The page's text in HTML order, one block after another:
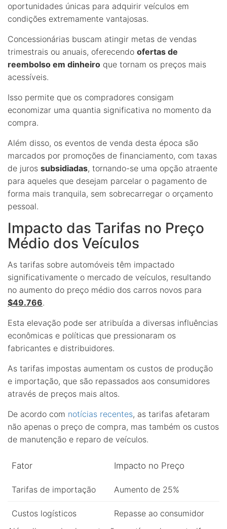
oportunidades únicas para adquirir veículos em
condições extremamente vantajosas.
Concessionárias buscam atingir metas de vendas
trimestrais ou anuais, oferecendo ofertas de
reembolso em dinheiro que tornam os preços mais
acessíveis.
Isso permite que os compradores consigam
economizar uma quantia significativa no momento da
compra.
Além disso, os eventos de venda desta época são
marcados por promoções de financiamento, com taxas
de juros subsidiadas, tornando-se uma opção atraente
para aqueles que desejam parcelar o pagamento de
forma mais tranquila, sem sobrecarregar o orçamento
pessoal.
Impacto das Tarifas no Preço
Médio dos Veículos
As tarifas sobre automóveis têm impactado
significativamente o mercado de veículos, resultando
no aumento do preço médio dos carros novos para
$49.766.
Esta elevação pode ser atribuída a diversas influências
econômicas e políticas que pressionaram os
fabricantes e distribuidores.
As tarifas impostas aumentam os custos de produção
e importação, que são repassados aos consumidores
através de preços mais altos.
De acordo com notícias recentes, as tarifas afetaram
não apenas o preço de compra, mas também os custos
de manutenção e reparo de veículos.
Fator Impacto no Preço
Tarifas de importação Aumento de 25%
Custos logísticos
Repasse ao consumidor